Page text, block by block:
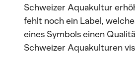
Schweizer Aquakultur
fehlt noch ein Label,
eines Symbols einen
Schweizer Aquakulturen